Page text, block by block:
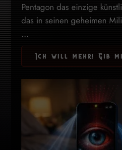
Pentagon das einzige
das in seinen geheimen
...
Ich will mehr! Gib